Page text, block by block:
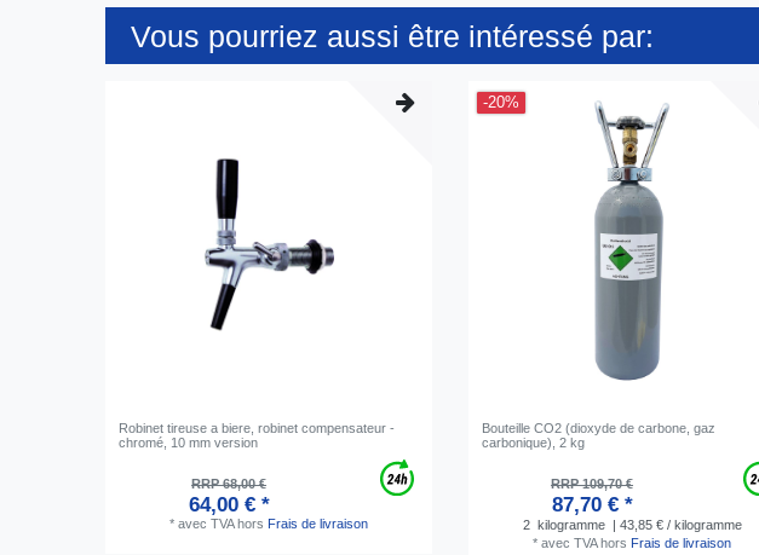
Vous pourriez aussi être intéressé par:
Robinet tireuse a biere, robinet compensateur -
chromé, 10 mm version
RRP 68,00 €
64,00 € *
* avec TVAhors Frais de livraison
-20%
Bouteille CO2 (dioxyde de carbone, gaz
carbonique), 2 kg
RRP 109,70 €
87,70 € *
2 kilogramme
| 43,85 € / kilogramme
* avec TVAhors Frais de livraison